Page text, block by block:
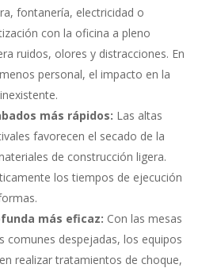
fontanería, electricidad o
con la oficina a pleno
ruidos, olores y distracciones. En
personal, el impacto en la
más rápidos: Las altas
favorecen el secado de la
de construcción ligera.
los tiempos de ejecución
más eficaz: Con las mesas
comunes despejadas, los equipos
realizar tratamientos de choque,